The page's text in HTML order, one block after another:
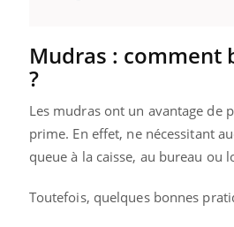
Mudras : comment
?
Les mudras ont un avantage de
prime. En effet, ne nécessitant
queue à la caisse, au bureau ou
Toutefois, quelques bonnes